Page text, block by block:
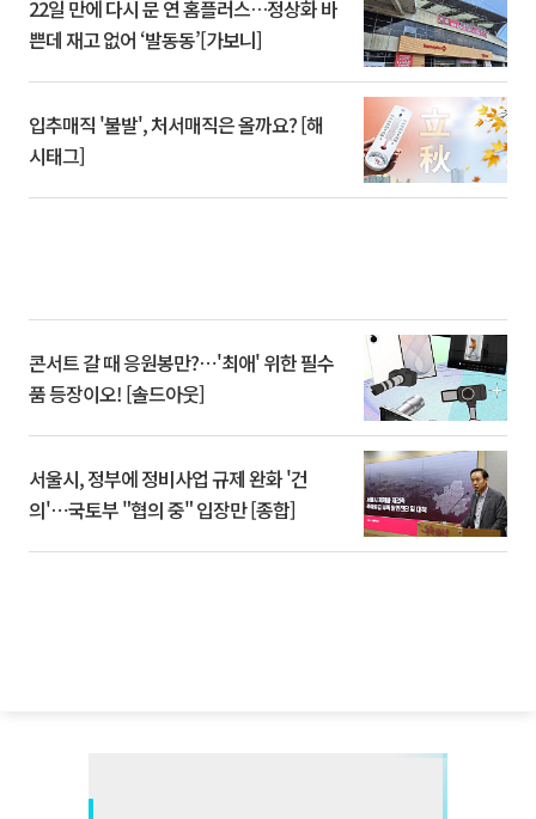
22일 만에 다시 문 연 홈플러스…정상화 바
쁜데 재고 없어 ‘발동동’[가보니]
입추매직 '불발', 처서매직은 올까요? [해
시태그]
콘서트 갈 때 응원봉만?⋯'최애' 위한 필수
품 등장이오! [솔드아웃]
서울시, 정부에 정비사업 규제 완화 '건
의'⋯국토부 "협의 중" 입장만 [종합]